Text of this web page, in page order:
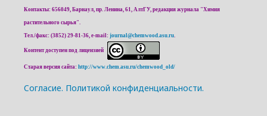
Контакты: 656049, Барнаул, пр. Ленина, 61, АлтГУ, редакция журнала "Химия
растительного сырья".
Тел./факс: (3852) 29-81-36, e-mail: journal@chemwood.asu.ru.
Контент доступен под лицензией
Старая версия сайта: http://www.chem.asu.ru/chemwood_old/
Cогласие. Политикой конфиденциальности.